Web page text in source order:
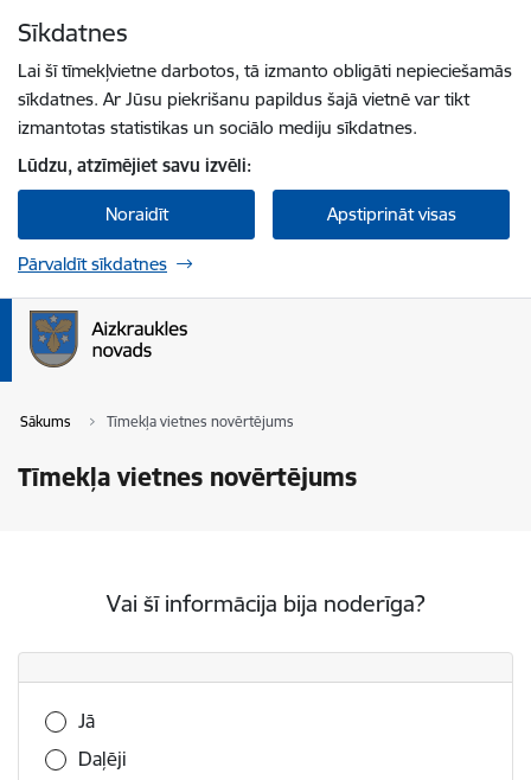
Sīkdatnes
Lai šī tīmekļvietne darbotos, tā izmanto obligāti nepieciešamās
sīkdatnes. Ar Jūsu piekrišanu papildus šajā vietnē var tikt
izmantotas statistikas un sociālo mediju sīkdatnes.
Lūdzu, atzīmējiet savu izvēli:
Noraidīt Apstiprināt visas
Pārvaldīt sīkdatnes
Sākums Tīmekļa vietnes novērtējums
Tīmekļa vietnes novērtējums
Vai šī informācija bija noderīga?
Vai šī informācija bija noderīga?
Jā
Daļēji